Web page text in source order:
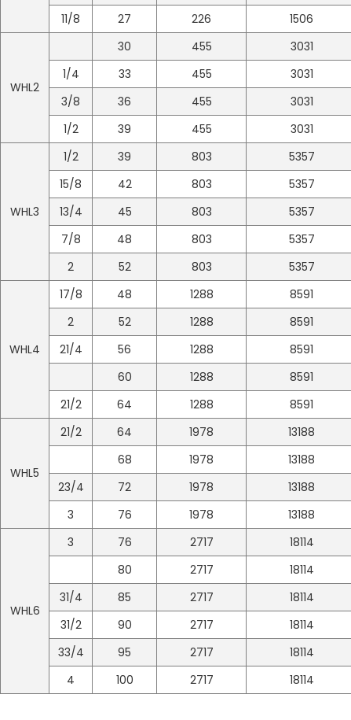
11/8 27 226 1506
WHL2
30 455 3031
1/4
33 455 3031
3/8
36 455 3031
1/2
39 455 3031
WHL3
1/2 39 803 5357
15/8
42 803 5357
13/4
45 803 5357
7/8
48 803 5357
2
52 803 5357
WHL4
17/8 48 1288 8591
2
52 1288 8591
21/4
56 1288 8591
60
1288 8591
21/2
64 1288 8591
WHL5
21/2 64 1978 13188
68
1978 13188
23/4
72 1978 13188
3
76 1978 13188
WHL6
3 76 2717 18114
80
2717 18114
31/4
85 2717 18114
31/2
90 2717 18114
33/4
95 2717 18114
4
100 2717 18114